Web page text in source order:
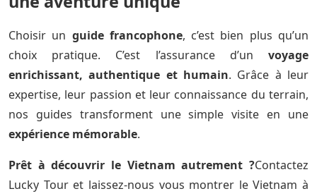
Choisir un guide francophone, c’est bien plus qu’un
choix pratique. C’est l’assurance d’un voyage
enrichissant, authentique et humain. Grâce à leur
expertise, leur passion et leur connaissance du terrain,
nos guides transforment une simple visite en une
expérience mémorable.
Prêt à découvrir le Vietnam autrement ?Contactez
Lucky Tour et laissez-nous vous montrer le Vietnam à